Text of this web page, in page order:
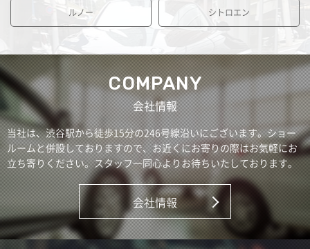
ルノー シトロエン
COMPANY
会社情報
当社は、渋谷駅から徒歩15分の246号線沿いにございます。ショー
ルームと併設しておりますので、お近くにお寄りの際はお気軽にお
立ち寄りください。スタッフ一同心よりお待ちいたしております。
会社情報